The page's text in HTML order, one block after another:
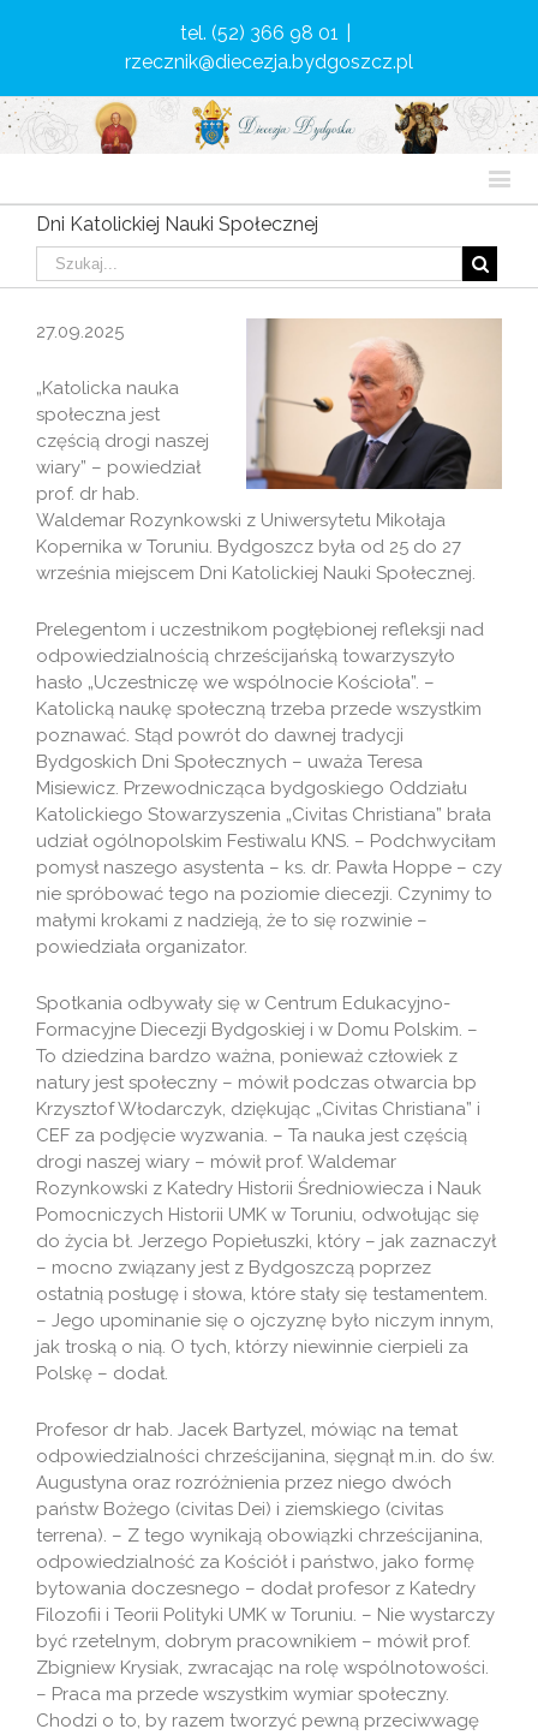
tel. (52) 366 98 01
rzecznik@diecezja.bydgoszcz.pl
Dni Katolickiej Nauki Społecznej
27.09.2025
„Katolicka nauka
społeczna jest
częścią drogi naszej
wiary” – powiedział
prof. dr hab.
Waldemar Rozynkowski z Uniwersytetu Mikołaja
Kopernika w Toruniu. Bydgoszcz była od 25 do 27
września miejscem Dni Katolickiej Nauki Społecznej.
Prelegentom i uczestnikom pogłębionej refleksji nad
odpowiedzialnością chrześcijańską towarzyszyło
hasło „Uczestniczę we wspólnocie Kościoła”. –
Katolicką naukę społeczną trzeba przede wszystkim
poznawać. Stąd powrót do dawnej tradycji
Bydgoskich Dni Społecznych – uważa Teresa
Misiewicz. Przewodnicząca bydgoskiego Oddziału
Katolickiego Stowarzyszenia „Civitas Christiana” brała
udział ogólnopolskim Festiwalu KNS. – Podchwyciłam
pomysł naszego asystenta – ks. dr. Pawła Hoppe – czy
nie spróbować tego na poziomie diecezji. Czynimy to
małymi krokami z nadzieją, że to się rozwinie –
powiedziała organizator.
Spotkania odbywały się w Centrum Edukacyjno-
Formacyjne Diecezji Bydgoskiej i w Domu Polskim. –
To dziedzina bardzo ważna, ponieważ człowiek z
natury jest społeczny – mówił podczas otwarcia bp
Krzysztof Włodarczyk, dziękując „Civitas Christiana” i
CEF za podjęcie wyzwania. – Ta nauka jest częścią
drogi naszej wiary – mówił prof. Waldemar
Rozynkowski z Katedry Historii Średniowiecza i Nauk
Pomocniczych Historii UMK w Toruniu, odwołując się
do życia bł. Jerzego Popiełuszki, który – jak zaznaczył
– mocno związany jest z Bydgoszczą poprzez
ostatnią posługę i słowa, które stały się testamentem.
– Jego upominanie się o ojczyznę było niczym innym,
jak troską o nią. O tych, którzy niewinnie cierpieli za
Polskę – dodał.
Profesor dr hab. Jacek Bartyzel, mówiąc na temat
odpowiedzialności chrześcijanina, sięgnął m.in. do św.
Augustyna oraz rozróżnienia przez niego dwóch
państw Bożego (civitas Dei) i ziemskiego (civitas
terrena). – Z tego wynikają obowiązki chrześcijanina,
odpowiedzialność za Kościół i państwo, jako formę
bytowania doczesnego – dodał profesor z Katedry
Filozofii i Teorii Polityki UMK w Toruniu. – Nie wystarczy
być rzetelnym, dobrym pracownikiem – mówił prof.
Zbigniew Krysiak, zwracając na rolę wspólnotowości.
– Praca ma przede wszystkim wymiar społeczny.
Chodzi o to, by razem tworzyć pewną przeciwwagę